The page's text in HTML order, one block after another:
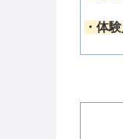
・体